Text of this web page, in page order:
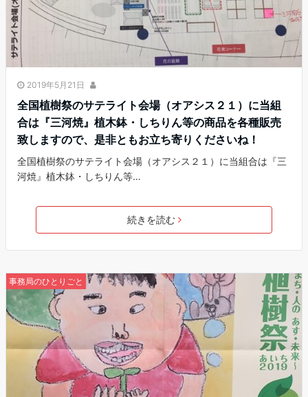
2019年5月21日
全国植樹祭のサテライト会場（オアシス２１）に当組
合は『三河焼』植木鉢・しちりん等の商品を各種販売
致しますので、是非ともお立ち寄りくださいね！
全国植樹祭のサテライト会場（オアシス２１）に当組合は『三
河焼』植木鉢・しちりん等…
続きを読む
事務局のひとりごと